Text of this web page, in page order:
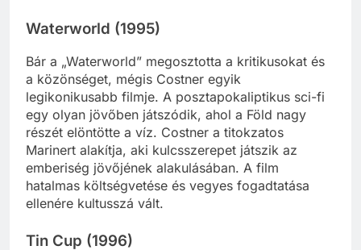
Waterworld (1995)
Bár a „Waterworld” megosztotta a kritikusokat és
a közönséget, mégis Costner egyik
legikonikusabb filmje. A posztapokaliptikus sci-fi
egy olyan jövőben játszódik, ahol a Föld nagy
részét elöntötte a víz. Costner a titokzatos
Marinert alakítja, aki kulcsszerepet játszik az
emberiség jövőjének alakulásában. A film
hatalmas költségvetése és vegyes fogadtatása
ellenére kultusszá vált.
Tin Cup (1996)